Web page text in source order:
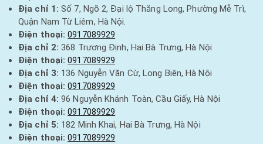
Địa chỉ 1: Số 7, Ngõ 2, Đại lộ Thăng Long, Phường Mễ Trì,
Quận Nam Từ Liêm, Hà Nội.
Điện thoại: 0917089929
Địa chỉ 2: 368 Trương Định, Hai Bà Trưng, Hà Nội
Điện thoại: 0917089929
Địa chỉ 3: 136 Nguyễn Văn Cừ, Long Biên, Hà Nội
Điện thoại: 0917089929
Địa chỉ 4: 96 Nguyễn Khánh Toàn, Cầu Giấy, Hà Nội
Điện thoại: 0917089929
Địa chỉ 5: 182 Minh Khai, Hai Bà Trưng, Hà Nội
Điện thoại: 0917089929